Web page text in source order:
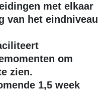
met elkaar
van het eindniveau
om
zien.
1,5 week